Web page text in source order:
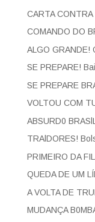
CARTA
COMANDO DO
ALGO GRANDE!
SE PREPARE!
SE PREPARE
VOLTOU COM
ABSURD0
TRAlDORES!
PRIMEIRO DA
QUEDA DE UM
A VOLTA DE
MUDANÇA